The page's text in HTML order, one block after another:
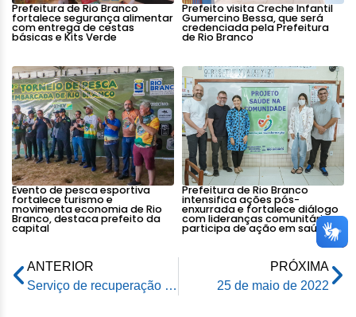
Prefeitura de Rio Branco
fortalece segurança alimentar
com entrega de cestas
básicas e Kits Verde
Prefeito visita Creche Infantil
Gumercino Bessa, que será
credenciada pela Prefeitura
de Rio Branco
Evento de pesca esportiva
fortalece turismo e
movimenta economia de Rio
Branco, destaca prefeito da
capital
Prefeitura de Rio Branco
intensifica ações pós-
enxurrada e fortalece diálogo
com lideranças comunitárias e
participa de ação em saúde
ANTERIOR
Serviço de recuperação asfáltica da rua Rio de Janeiro está a todo vapor
PRÓXIMA
25 de maio de 2022